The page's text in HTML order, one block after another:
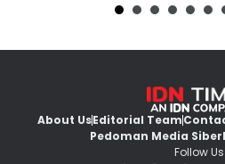
About UsEditorial Team
Pedoman Media Siber
Follow Us